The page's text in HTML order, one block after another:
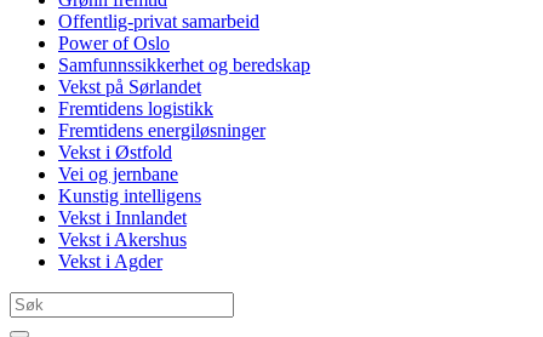
Offentlig-privat samarbeid
Power of Oslo
Samfunnssikkerhet og beredskap
Vekst på Sørlandet
Fremtidens logistikk
Fremtidens energiløsninger
Vekst i Østfold
Vei og jernbane
Kunstig intelligens
Vekst i Innlandet
Vekst i Akershus
Vekst i Agder